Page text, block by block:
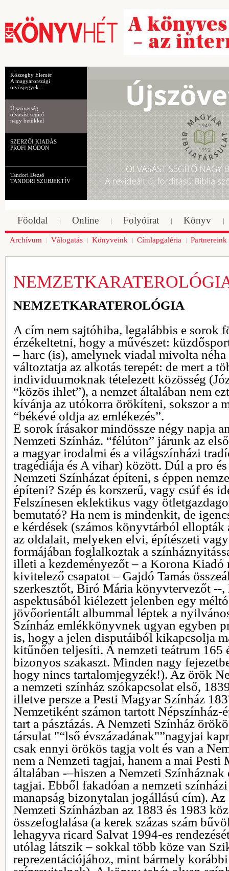
Kőszeghy Elemér
A magyarországi
ötvösjegyek...
Újszövetség
olvasást segítő
nagy betűkkel
SZERZŐI KIADÁS
PROFI MÓDON
Tandori Dezső
TANDORI SZUBJEKTÍV
Főoldal Online Folyóirat Könyv
Archívum Válogatás Könyveink Címlapgaléria Partnereink
NEMZETKARATEROLÓGIA
A cím nem sajtóhiba, legalábbis e sorok
érzékeltetni, hogy a művészet:
– harc (is), amelynek viadal mivolta néha
változtatja az alkotás terepét: de mert a
individuumoknak tételezett közösség
“közös ihlet”), a nemzet általában nem
kívánja az utókorra örökíteni, sokszor a
“békévé oldja az emlékezés”.
E sorok írásakor mindössze négy napja
Nemzeti Színház. “félúton” járunk az
a magyar irodalmi és a világszínházi
tragédiája és A vihar) között. Dúl a pro
Nemzeti Színházat építeni, s éppen
építeni? Szép és korszerű, vagy csúf és
Felszínesen eklektikus vagy
bemutató? Ha nem is mindenkit, de
e kérdések (számos könyvtárból
az oldalait, melyeken elvi, építészeti
formájában foglalkoztak a
illeti a kezdeményezőt – a Korona Kiadó
kivitelező csapatot – Gajdó Tamás
szerkesztőt, Biró Mária könyvtervezőt --,
aspektusából kiélezett jelenben egy
jövőorientált albummal léptek a
Színház emlékkönyvnek ugyan egyben
is, hogy a jelen disputáiból kikapcsolja
kitűnően teljesíti. A nemzeti teátrum 165
bizonyos szakaszt. Minden nagy
hogy nincs tartalomjegyzék!). Az örök
a nemzeti színház szókapcsolat első,
illetve persze a Pesti Magyar Színház
Nemzetiként számon tartott Népszínház-
tart a pásztázás. A Nemzeti Színház
társulat "“lső évszázadának"”nagyjai
csak ennyi örökös tagja volt és van a
nem a Nemzeti tagjai, hanem a mai Pesti
általában -–hiszen a Nemzeti
tagjai. Ebből fakadóan a nemzeti
manapság bizonytalan jogállású cím). Az
Nemzeti Színházban az 1883 és 1983
összefoglalása (a kerek százas szám
lehagyva ricard Salvat 1994-es
utólag látszik – sokkal több köze van
reprezentációjához, mint bármely